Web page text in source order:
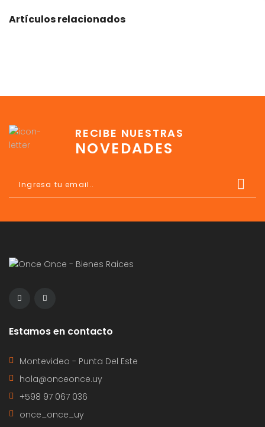
Artículos relacionados
RECIBE NUESTRAS
NOVEDADES
Estamos en contacto
Montevideo - Punta Del Este
hola@onceonce.uy
+598 97 067 036
once_once_uy